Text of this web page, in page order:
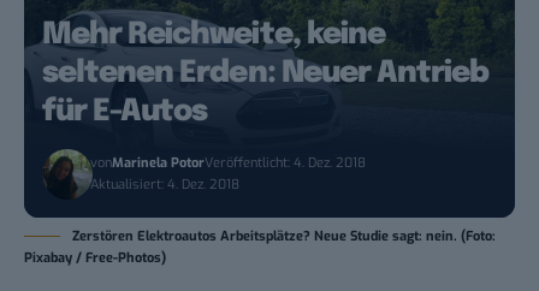
Mehr Reichweite, keine
seltenen Erden: Neuer Antrieb
für E-Autos
vonMarinela PotorVeröffentlicht: 4. Dez. 2018
Aktualisiert: 4. Dez. 2018
Zerstören Elektroautos Arbeitsplätze? Neue Studie sagt: nein. (Foto:
Pixabay / Free-Photos)